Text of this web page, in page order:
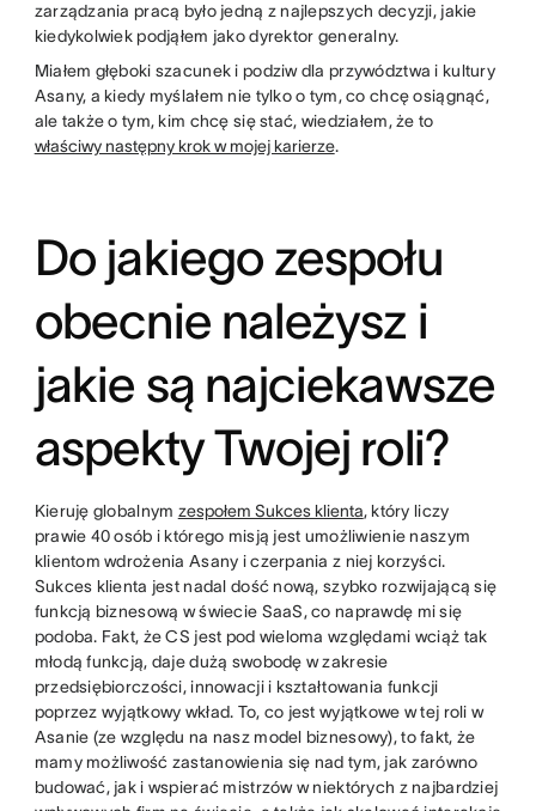
zarządzania pracą było jedną z najlepszych decyzji, jakie
kiedykolwiek podjąłem jako dyrektor generalny.
Miałem głęboki szacunek i podziw dla przywództwa i kultury
Asany, a kiedy myślałem nie tylko o tym, co chcę osiągnąć,
ale także o tym, kim chcę się stać, wiedziałem, że to
właściwy następny krok w mojej karierze.
Do jakiego zespołu
obecnie należysz i
jakie są najciekawsze
aspekty Twojej roli?
Kieruję globalnym zespołem Sukces klienta, który liczy
prawie 40 osób i którego misją jest umożliwienie naszym
klientom wdrożenia Asany i czerpania z niej korzyści.
Sukces klienta jest nadal dość nową, szybko rozwijającą się
funkcją biznesową w świecie SaaS, co naprawdę mi się
podoba. Fakt, że CS jest pod wieloma względami wciąż tak
młodą funkcją, daje dużą swobodę w zakresie
przedsiębiorczości, innowacji i kształtowania funkcji
poprzez wyjątkowy wkład. To, co jest wyjątkowe w tej roli w
Asanie (ze względu na nasz model biznesowy), to fakt, że
mamy możliwość zastanowienia się nad tym, jak zarówno
budować, jak i wspierać mistrzów w niektórych z najbardziej